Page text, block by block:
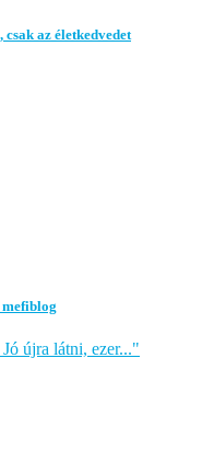
az életkedvedet
mefiblog
újra látni, ezer..."